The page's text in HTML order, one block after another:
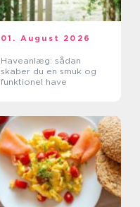
01. August 2026
Haveanlæg: sådan
skaber du en smuk og
funktionel have